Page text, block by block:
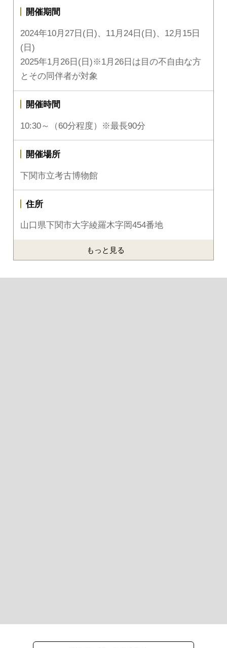
開催期間
2024年10月27日(日)、11月24日(日)、12月15日
(日)
2025年1月26日(日)※1月26日は目の不自由な方
とその同伴者が対象
開催時間
10:30～（60分程度）※最長90分
開催場所
下関市立考古博物館
住所
山口県下関市大字綾羅木字岡454番地
もっと見る